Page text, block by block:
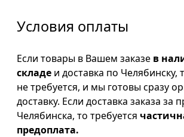
Условия оплаты
Если товары в Вашем заказе в
складе и доставка по Челябинску,
не требуется, и мы готовы сразу
доставку. Если доставка заказа за
Челябинска, то требуется
предоплата.